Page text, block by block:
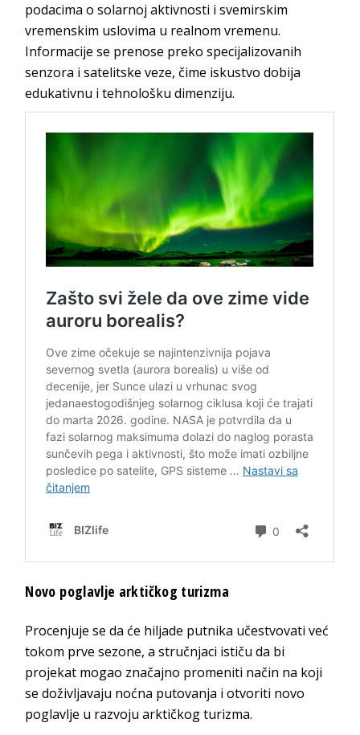
podacima o solarnoj aktivnosti i svemirskim
vremenskim uslovima u realnom vremenu.
Informacije se prenose preko specijalizovanih
senzora i satelitske veze, čime iskustvo dobija
edukativnu i tehnološku dimenziju.
Novo poglavlje arktičkog turizma
Procenjuje se da će hiljade putnika učestvovati već
tokom prve sezone, a stručnjaci ističu da bi
projekat mogao značajno promeniti način na koji
se doživljavaju noćna putovanja i otvoriti novo
poglavlje u razvoju arktičkog turizma.